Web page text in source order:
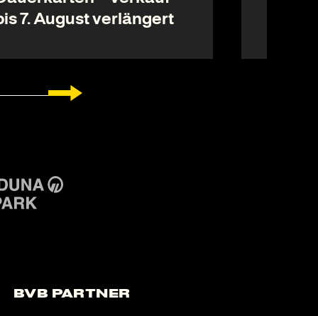
7. August verlängert
BVB Partner